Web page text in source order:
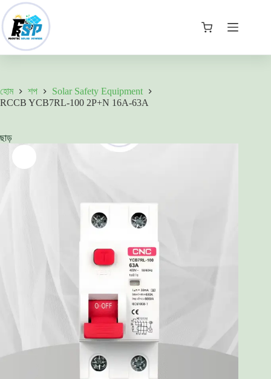
Skip
to
content
was:
1,400.00৳ .
980.00৳ .
কার্ট
হোম শপ
Solar Safety Equipment
RCCB YCB7RL-100 2P+N 16A-63A
ছাড়